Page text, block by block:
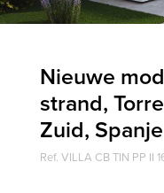
Nieuwe
strand,
Zuid, Spanje
Ref. VILLA CB TIN PP II